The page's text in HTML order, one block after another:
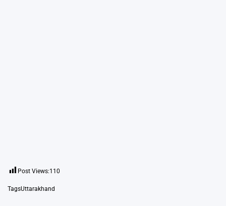
Post Views:110
TagsUttarakhand